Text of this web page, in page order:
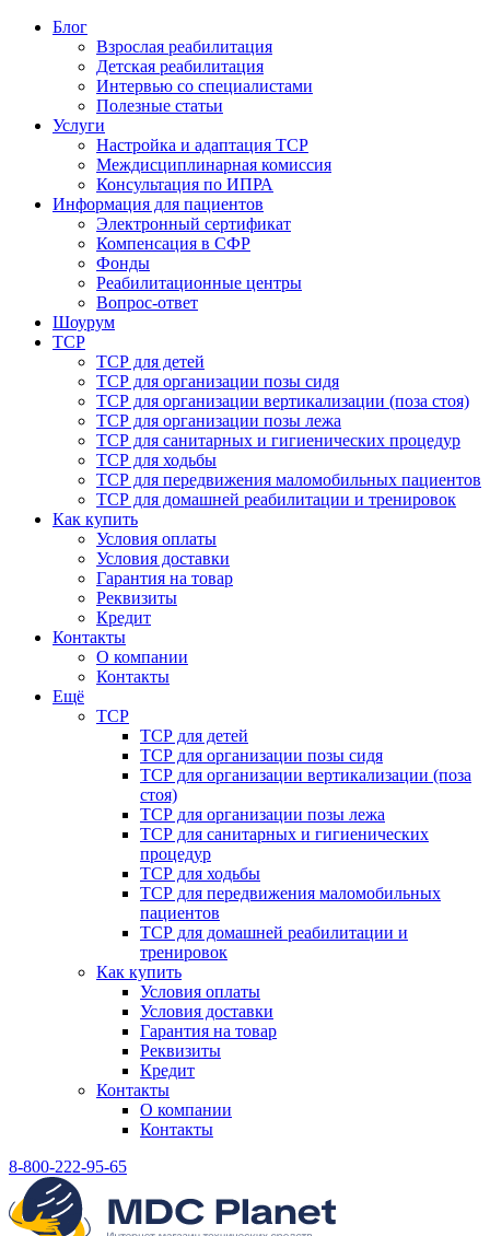
Блог
Взрослая реабилитация
Детская реабилитация
Интервью со специалистами
Полезные статьи
Услуги
Настройка и адаптация ТСР
Междисциплинарная комиссия
Консультация по ИПРА
Информация для пациентов
Электронный сертификат
Компенсация в СФР
Фонды
Реабилитационные центры
Вопрос-ответ
Шоурум
ТСР
ТСР для детей
ТСР для организации позы сидя
ТСР для организации вертикализации (поза стоя)
ТСР для организации позы лежа
ТСР для санитарных и гигиенических процедур
ТСР для ходьбы
ТСР для передвижения маломобильных пациентов
ТСР для домашней реабилитации и тренировок
Как купить
Условия оплаты
Условия доставки
Гарантия на товар
Реквизиты
Кредит
Контакты
О компании
Контакты
Ещё
ТСР
ТСР для детей
ТСР для организации позы сидя
ТСР для организации вертикализации (поза
стоя)
ТСР для организации позы лежа
ТСР для санитарных и гигиенических
процедур
ТСР для ходьбы
ТСР для передвижения маломобильных
пациентов
ТСР для домашней реабилитации и
тренировок
Как купить
Условия оплаты
Условия доставки
Гарантия на товар
Реквизиты
Кредит
Контакты
О компании
Контакты
8-800-222-95-65